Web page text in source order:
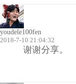
youdele100fen
2018-7-10 21:04:32
谢谢分享。